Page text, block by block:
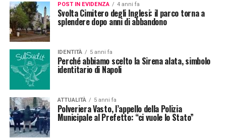
POST IN EVIDENZA 4 anni fa
Svolta Cimitero degli Inglesi: il parco torna a
splendere dopo anni di abbandono
IDENTITÀ 5 anni fa
Perché abbiamo scelto la Sirena alata, simbolo
identitario di Napoli
ATTUALITÀ 5 anni fa
Polveriera Vasto, l’appello della Polizia
Municipale al Prefetto: “ci vuole lo Stato”